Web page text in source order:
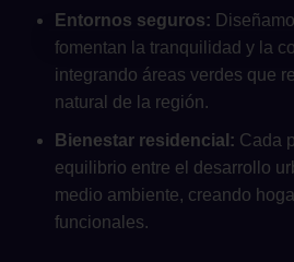
Entornos seguros:
fomentan la tranquilidad y la
integrando áreas verdes que
natural de la región.
Bienestar residencial: Cada
equilibrio entre el desarrollo
medio ambiente, creando
funcionales.